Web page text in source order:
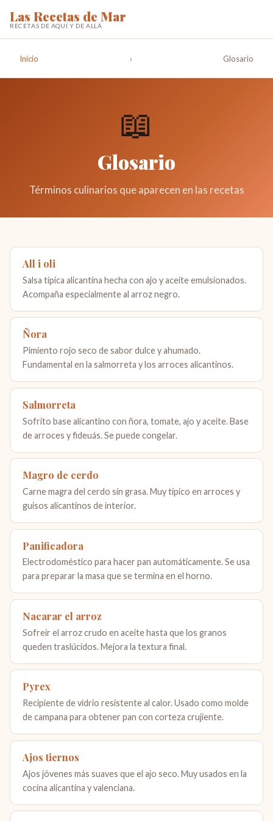
Las Recetas de Mar
RECETAS DE AQUÍ Y DE ALLÁ
Inicio › Glosario
📖
Glosario
Términos culinarios que aparecen en las recetas
All i oli
Salsa típica alicantina hecha con ajo y aceite emulsionados.
Acompaña especialmente al arroz negro.
Ñora
Pimiento rojo seco de sabor dulce y ahumado.
Fundamental en la salmorreta y los arroces alicantinos.
Salmorreta
Sofrito base alicantino con ñora, tomate, ajo y aceite. Base
de arroces y fideuás. Se puede congelar.
Magro de cerdo
Carne magra del cerdo sin grasa. Muy típico en arroces y
guisos alicantinos de interior.
Panificadora
Electrodoméstico para hacer pan automáticamente. Se usa
para preparar la masa que se termina en el horno.
Nacarar el arroz
Sofreír el arroz crudo en aceite hasta que los granos
queden traslúcidos. Mejora la textura final.
Pyrex
Recipiente de vidrio resistente al calor. Usado como molde
de campana para obtener pan con corteza crujiente.
Ajos tiernos
Ajos jóvenes más suaves que el ajo seco. Muy usados en la
cocina alicantina y valenciana.